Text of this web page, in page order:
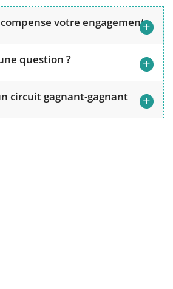
votre engagement+
question ? +
circuit gagnant-gagnant +